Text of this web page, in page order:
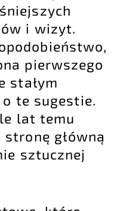
i wizyt.
pierwszego
stałym
te sugestie.
lat temu
stronę główną
sztucznej